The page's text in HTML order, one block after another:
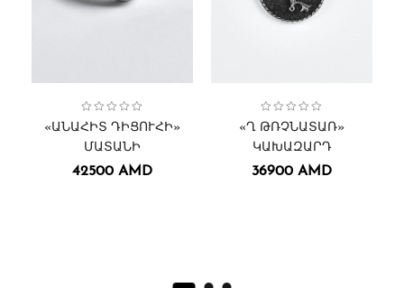
Collection:
Անահիտ Դիցուհի,Կանացի,
Մատանիներ
«ԱՆԱՀԻՏ ԴԻՑՈՒՀԻ»
ՄԱՏԱՆԻ
42500 AMD
«Ղ ԹՌՉՆԱՏԱՌ»
ԿԱԽԱԶԱՐԴ
36900 AMD